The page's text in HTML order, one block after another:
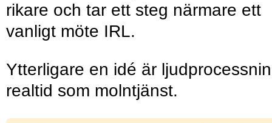
rikare och tar ett steg närmare ett
vanligt möte IRL.
Ytterligare en idé är
realtid som molntjänst.